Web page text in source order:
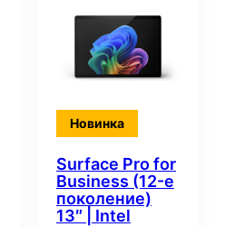
Новинка
Surface Pro for
Business (12-е
поколение)
13″ | Intel